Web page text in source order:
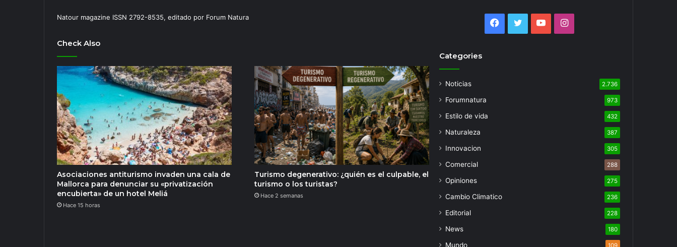
Natour magazine ISSN 2792-8535, editado por Forum Natura
Check Also
Asociaciones antiturismo invaden una cala de
Mallorca para denunciar su «privatización
encubierta» de un hotel Meliá
Hace 15 horas
Turismo degenerativo: ¿quién es el culpable, el
turismo o los turistas?
Hace 2 semanas
Facebook
TwitterYouTubeInstagram
Categories
Noticias 2.736
Forumnatura 973
Estilo de vida 432
Naturaleza 387
Innovacion 305
Comercial 288
Opiniones 275
Cambio Climatico 236
Editorial 228
News 180
Mundo 109